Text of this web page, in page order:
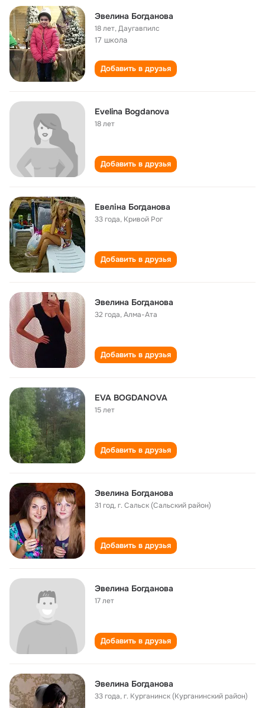
Эвелина Богданова
18 лет,Даугавпилс
17 школа
Добавить в друзья
Evelina Bogdanova
18 лет
Добавить в друзья
Евеліна Богданова
33 года, Кривой Рог
Добавить в друзья
Эвелина Богданова
32 года,Алма-Ата
Добавить в друзья
EVA BOGDANOVA
15 лет
Добавить в друзья
Эвелина Богданова
31 год,г. Сальск (Сальский район)
Добавить в друзья
Эвелина Богданова
17 лет
Добавить в друзья
Эвелина Богданова
33 года,г. Курганинск (Курганинский район)